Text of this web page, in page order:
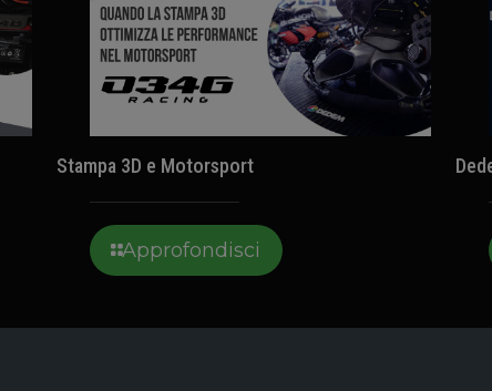
Stampa 3D e Motorsport
Approfondisci